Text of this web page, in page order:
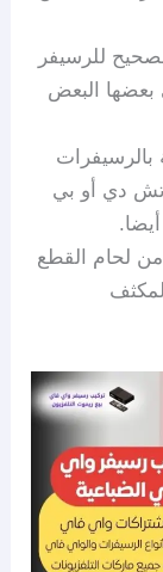
للرسيفر
البعض
بالرسيفرات
دي أو بي
من لحام القطع